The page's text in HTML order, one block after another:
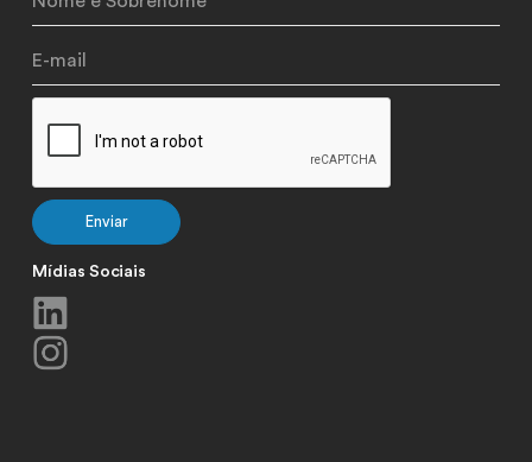
Mídias Sociais